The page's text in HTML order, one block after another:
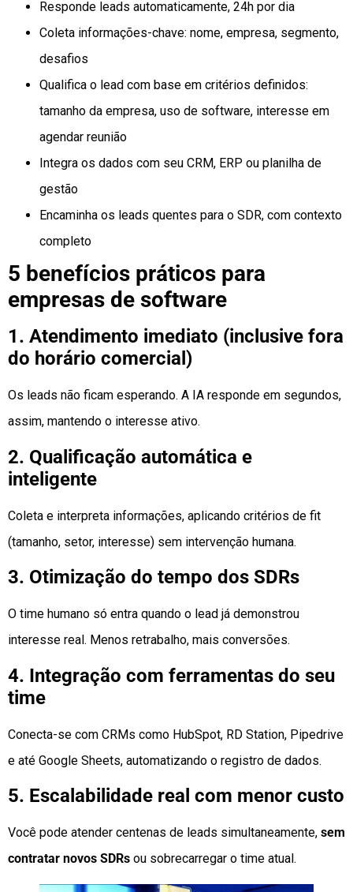
Responde leads automaticamente, 24h por dia
Coleta informações-chave: nome, empresa, segmento,
desafios
Qualifica o lead com base em critérios definidos:
tamanho da empresa, uso de software, interesse em
agendar reunião
Integra os dados com seu CRM, ERP ou planilha de
gestão
Encaminha os leads quentes para o SDR, com contexto
completo
5 benefícios práticos para
empresas de software
1. Atendimento imediato (inclusive fora
do horário comercial)
Os leads não ficam esperando. A IA responde em segundos,
assim, mantendo o interesse ativo.
2. Qualificação automática e
inteligente
Coleta e interpreta informações, aplicando critérios de fit
(tamanho, setor, interesse) sem intervenção humana.
3. Otimização do tempo dos SDRs
O time humano só entra quando o lead já demonstrou
interesse real. Menos retrabalho, mais conversões.
4. Integração com ferramentas do seu
time
Conecta-se com CRMs como HubSpot, RD Station, Pipedrive
e até Google Sheets, automatizando o registro de dados.
5. Escalabilidade real com menor custo
Você pode atender centenas de leads simultaneamente, sem
contratar novos SDRs ou sobrecarregar o time atual.